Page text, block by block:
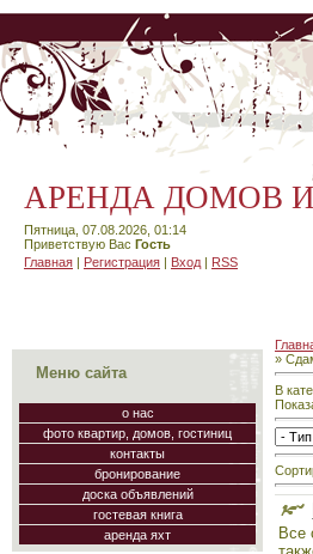
АРЕНДА ДОМОВ
Пятница, 07.08.2026, 01:14
Приветствую Вас Гость
Главная | Регистрация | Вход | RSS
Меню сайта
о нас
фото квартир, домов, гостиниц
контакты
бронирование
доска объявлений
гостевая книга
аренда яхт
»
В
Все